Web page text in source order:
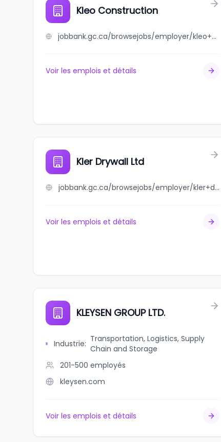
Kleo Construction
jobbank.gc.ca/browsejobs/employer/kleo+construction/ca
Voir les emplois et détails
Kler Drywall Ltd
jobbank.gc.ca/browsejobs/employer/kler+drywall+ltd/ca
Voir les emplois et détails
KLEYSEN GROUP LTD.
Industrie: Transportation, Logistics, Supply
Chain and Storage
201-500 employés
kleysen.com
Voir les emplois et détails